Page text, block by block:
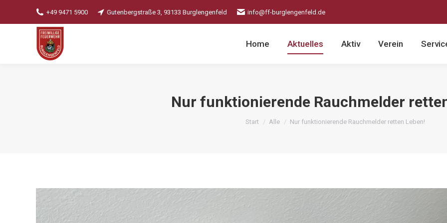
+49 9471 5900 Gutenbergstraße 3, 93133 Burglengenfeld info@ff-burglengenfeld.de
Home Aktuelles Aktiv Verein
Nur funktionierende Rauchmelder
Sie befinden sich hier:
Start Alle Nur funktionierende Rauchmelder retten Leben!